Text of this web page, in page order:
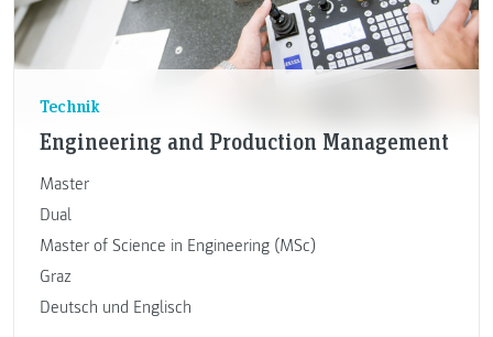
Technik
Engineering and Production Management
Master
Dual
Master of Science in Engineering (MSc)
Graz
Deutsch und Englisch